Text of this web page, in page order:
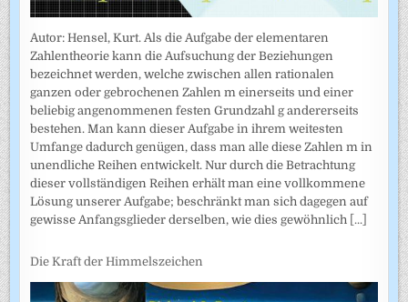
Autor: Hensel, Kurt. Als die Aufgabe der elementaren
Zahlentheorie kann die Aufsuchung der Beziehungen
bezeichnet werden, welche zwischen allen rationalen
ganzen oder gebrochenen Zahlen m einerseits und einer
beliebig angenommenen festen Grundzahl g andererseits
bestehen. Man kann dieser Aufgabe in ihrem weitesten
Umfange dadurch genügen, dass man alle diese Zahlen m in
unendliche Reihen entwickelt. Nur durch die Betrachtung
dieser vollständigen Reihen erhält man eine vollkommene
Lösung unserer Aufgabe; beschränkt man sich dagegen auf
gewisse Anfangsglieder derselben, wie dies gewöhnlich [...]
Die Kraft der Himmelszeichen